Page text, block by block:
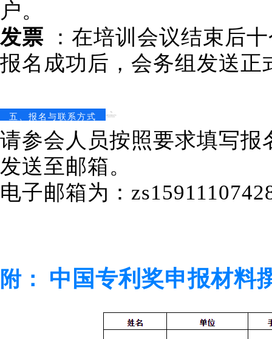
户。
发票
：在培训会议结束后
报名成功后，会务组发送正
五、报名与联系方式
请参会人员按照要求填写报
发送至邮箱。
电子邮箱为：
附： 中国专利奖申报材料